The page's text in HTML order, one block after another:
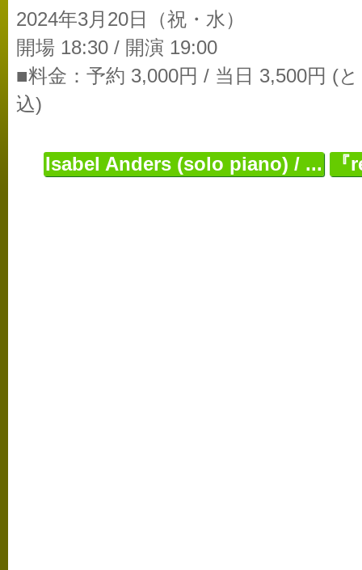
2024年3月20日（祝・水）
開場 18:30 / 開演 19:00
■料金：予約 3,000円 / 当日 3,500円 (
込)
Isabel Anders (solo piano) / ...